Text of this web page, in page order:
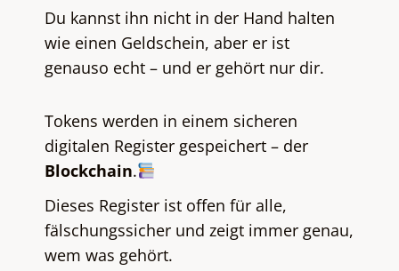
Du kannst ihn nicht in der Hand halten
wie einen Geldschein, aber er ist
genauso echt – und er gehört nur dir.
Tokens werden in einem sicheren
digitalen Register gespeichert – der
Blockchain.
Dieses Register ist offen für alle,
fälschungssicher und zeigt immer genau,
wem was gehört.